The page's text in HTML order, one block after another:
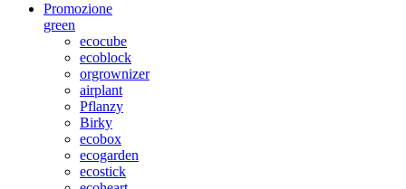
Promozione
green
ecocube
ecoblock
orgrownizer
airplant
Pflanzy
Birky
ecobox
ecogarden
ecostick